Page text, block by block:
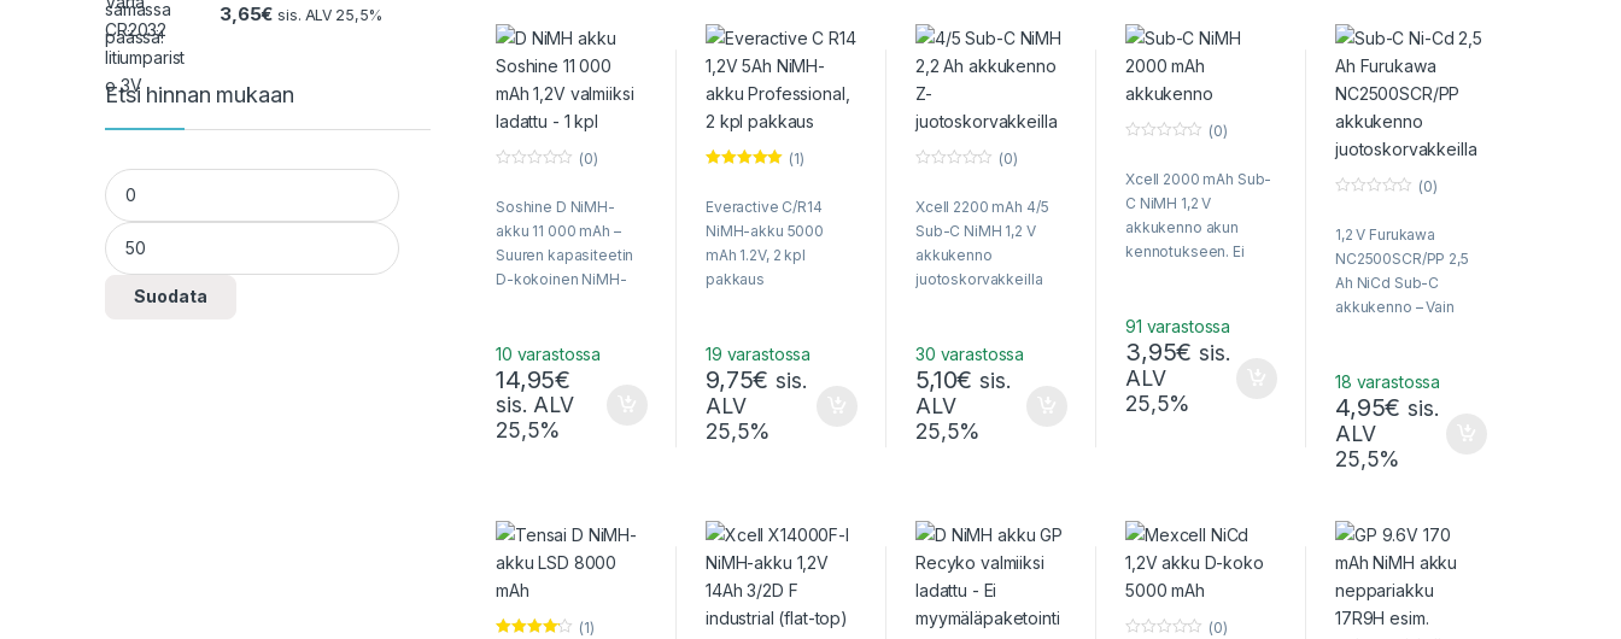
u
o
f
(0)
Soshine D NiMH-
akku 11 000 mAh –
Suuren kapasiteetin
D-kokoinen NiMH-
kertoja ladattavissa!
10 varastossa
14,95€
sis. ALV
25,5%
5.00/ 5
(1)
Everactive C/R14
NiMH-akku 5000
mAh 1.2V, 2 kpl
pakkaus
19 varastossa
9,75€ sis.
ALV
25,5%
u
o
f
(0)
Xcell 2200 mAh 4/5
Sub-C NiMH 1,2 V
akkukenno
juotoskorvakkeilla
30 varastossa
5,10€ sis.
ALV
25,5%
u
o
f
(0)
Xcell 2000 mAh Sub-
C NiMH 1,2 V
akkukenno akun
kennotukseen. Ei
91 varastossa
3,95€ sis.
ALV
25,5%
u
o
f
(0)
1,2 V Furukawa
NC2500SCR/PP 2,5
Ah NiCd Sub-C
akkukenno – Vain
18 varastossa
4,95€ sis.
ALV
25,5%
(1) (0)
3,65€ sis. ALV 25,5%
Etsi hinnan mukaan
Minimihinta
Maksimihinta
Suodata